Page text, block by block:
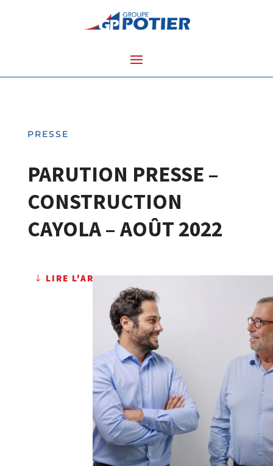
PRESSE
PARUTION PRESSE –
CONSTRUCTION
CAYOLA – AOÛT 2022
LIRE L'ARTICLE